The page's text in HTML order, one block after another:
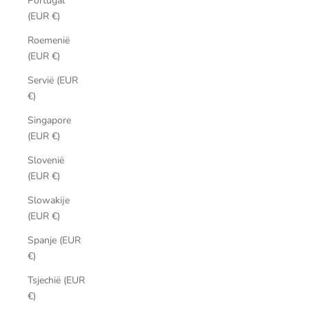
(EUR €)
Roemenië
(EUR €)
Servië (EUR
€)
Singapore
(EUR €)
Slovenië
(EUR €)
Slowakije
(EUR €)
Spanje (EUR
€)
Tsjechië (EUR
€)